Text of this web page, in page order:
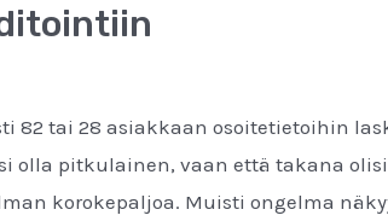
82 tai 28 asiakkaan osoitetietoihin
olla pitkulainen, vaan että takana olisi
korokepaljoa. Muisti ongelma